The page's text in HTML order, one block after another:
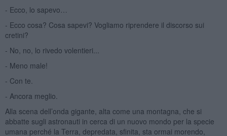
- Ecco, lo sapevo…
- Ecco cosa? Cosa sapevi? Vogliamo riprendere il discorso sui
cretini?
- No, no, lo rivedo volentieri...
- Meno male!
- Con te.
- Ancora meglio.
Alla scena dell’onda gigante, alta come una montagna, che si
abbatte sugli astronauti in cerca di un nuovo mondo per la specie
umana perché la Terra, depredata, sfinita, sta ormai morendo,